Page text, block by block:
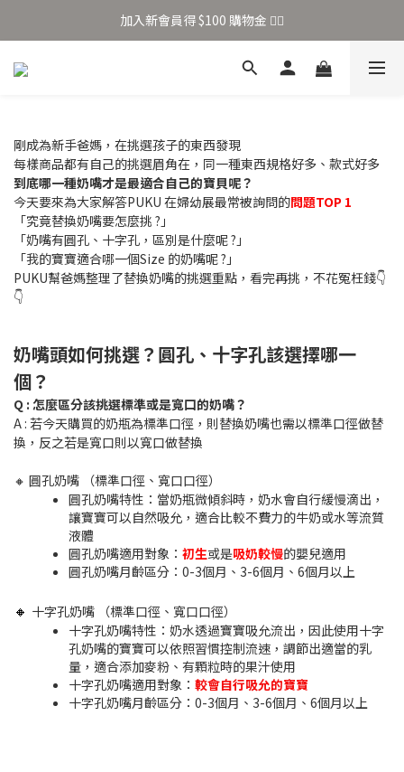
加入新會員得 $100 購物金 👉🏻
加入新會員得 $100 購物金 👉🏻
全站滿 $699 享免運
剛成為新手爸媽，在挑選孩子的東西發現
每樣商品都有自己的挑選眉角在，同一種東西規格好多、款式好多
到底哪一種奶嘴才是最適合自己的寶貝呢？
今天要來為大家解答PUKU 在婦幼展最常被詢問的問題TOP 1
「究竟替換奶嘴要怎麼挑 ?」
「奶嘴有圓孔、十字孔，區別是什麼呢 ?」
「我的寶寶適合哪一個Size 的奶嘴呢 ?」
PUKU幫爸媽整理了替換奶嘴的挑選重點，看完再挑，不花冤枉錢👇
👇
奶嘴頭如何挑選？圓孔、十字孔該選擇哪一
個？
Q : 怎麼區分該挑選標準或是寬口的奶嘴？
A : 若今天購買的奶瓶為標準口徑，則替換奶嘴也需以標準口徑做替
換，反之若是寬口則以寬口做替換
🔸 圓孔奶嘴 （標準口徑、寬口口徑）
圓孔奶嘴特性：當奶瓶微傾斜時，奶水會自行緩慢滴出，
讓寶寶可以自然吸允，適合比較不費力的牛奶或水等流質
液體
圓孔奶嘴適用對象： 初生或是吸奶較慢的嬰兒適用
圓孔奶嘴月齡區分：0-3個月、3-6個月、6個月以上
🔸 十字孔奶嘴 （標準口徑、寬口口徑）
十字孔奶嘴特性：奶水透過寶寶吸允流出，因此使用十字
孔奶嘴的寶寶可以依照習慣控制流速，調節出適當的乳
量，適合添加麥粉、有顆粒時的果汁使用
十字孔奶嘴適用對象： 較會自行吸允的寶寶
十字孔奶嘴月齡區分：0-3個月、3-6個月、6個月以上